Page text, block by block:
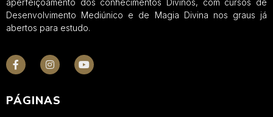
Desenvolvimento Mediúnico e de Magia Divina nos graus já
abertos para estudo.
PÁGINAS